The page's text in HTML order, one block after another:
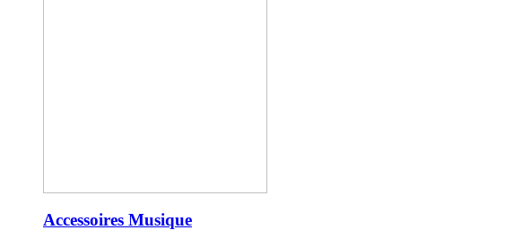
Accessoires Musique